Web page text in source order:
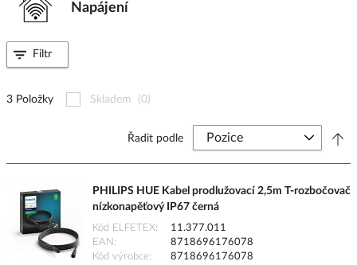
Napájení
3 Položky Skladem (0)
Řadit podle
PHILIPS HUE Kabel prodlužovací 2,5m T-rozbočovač
nízkonapěťový IP67 černá
Kód ELFETEX
11.377.011
EAN
8718696176078
Kód výrobce
8718696176078
Filtr